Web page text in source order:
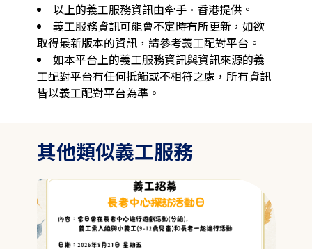
以上的義工服務資訊由牽手·香港提供。
義工服務資訊可能會不定時有所更新，如欲
取得最新版本的資訊，請參考義工配對平台。
如本平台上的義工服務資訊與資訊來源的義
工配對平台有任何抵觸或不相符之處，所有資訊
皆以義工配對平台為準。
其他類似義工服務